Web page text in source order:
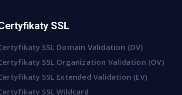
SSL
SSL Domain Validation (DV)
SSL Organization Validation (OV)
SSL Extended Validation (EV)
SSL Wildcard